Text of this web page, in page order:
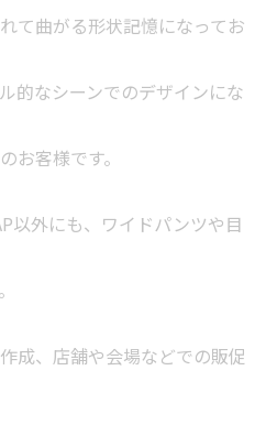
て曲がる形状記憶になってお
的なシーンでのデザインにな
お客様です。
以外にも、ワイドパンツや目
成、店舗や会場などでの販促